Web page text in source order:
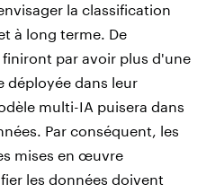
la classification
à long terme. De
par avoir plus d'une
déployée dans leur
multi-IA puisera dans
Par conséquent, les
mises en œuvre
les données doivent